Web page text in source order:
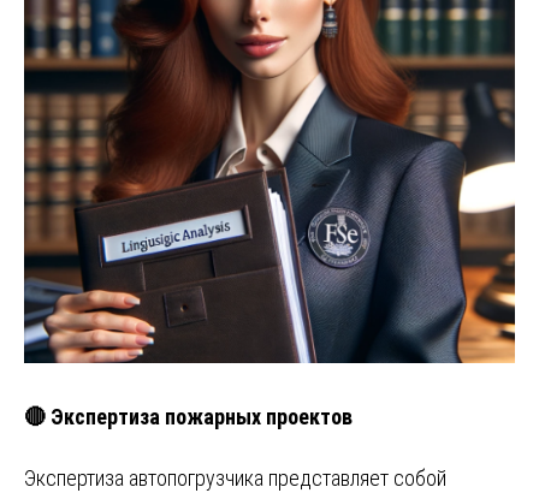
🔴 Экспертиза пожарных проектов
Экспертиза автопогрузчика представляет собой